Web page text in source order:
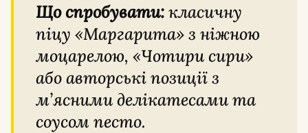
Що спробувати:класичну
піцу «Маргарита» з ніжною
моцарелою, «Чотири сири»
або авторські позиції з
м’ясними делікатесами та
соусом песто.